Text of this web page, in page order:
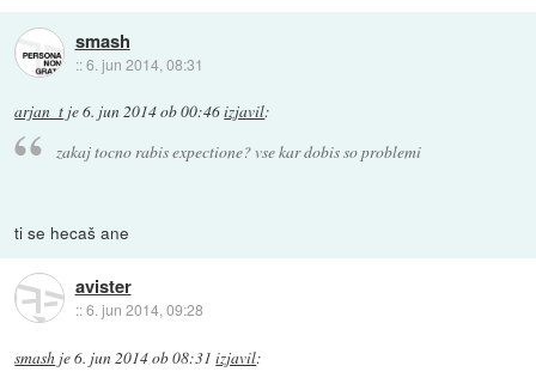
smash
::6. jun 2014, 08:31
arjan_t je6. jun 2014 ob 00:46izjavil:
zakaj tocno rabis expectione? vse kar dobis so problemi
ti se hecaš ane
avister
::6. jun 2014, 09:28
smash je6. jun 2014 ob 08:31 izjavil: